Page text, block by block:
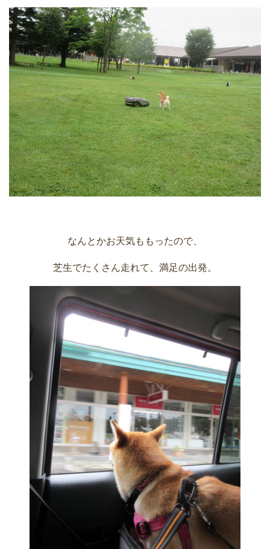
なんとかお天気ももったので、
芝生でたくさん走れて、満足の出発。